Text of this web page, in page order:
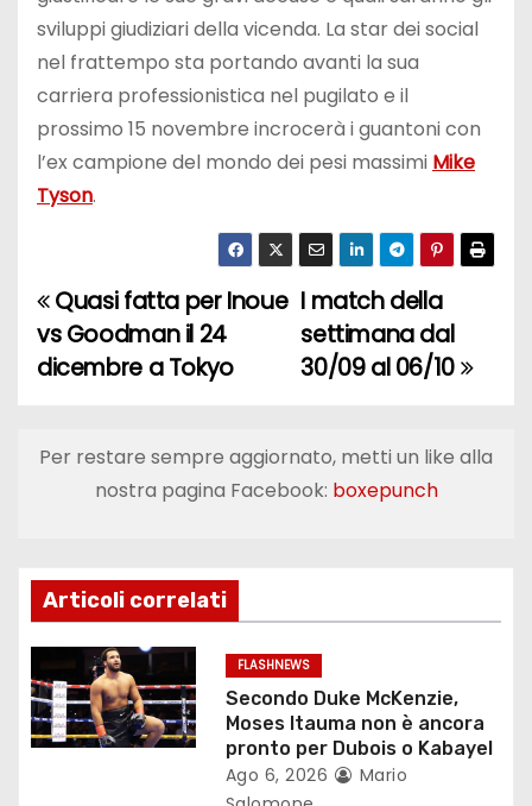
sviluppi giudiziari della vicenda. La star dei social
nel frattempo sta portando avanti la sua
carriera professionistica nel pugilato e il
prossimo 15 novembre incrocerà i guantoni con
l’ex campione del mondo dei pesi massimi Mike
Tyson.
N
a
i
z
i
o
n
I match della
settimana dal
30/09 al 06/10
Quasi fatta per Inoue
vs Goodman il 24
dicembre a Tokyo
Per restare sempre aggiornato, metti un like alla
nostra pagina Facebook: boxepunch
Articoli correlati
FLASHNEWS
Secondo Duke McKenzie,
Moses Itauma non è ancora
pronto per Dubois o Kabayel
Ago 6, 2026
Mario